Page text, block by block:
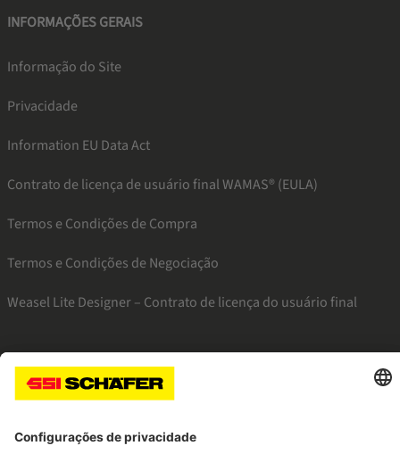
INFORMAÇÕES GERAIS
Informação do Site
Privacidade
Information EU Data Act
Contrato de licença de usuário final WAMAS® (EULA)
Termos e Condições de Compra
Termos e Condições de Negociação
Weasel Lite Designer – Contrato de licença do usuário final
SSI facebookSSI youtubeSSI linkedin